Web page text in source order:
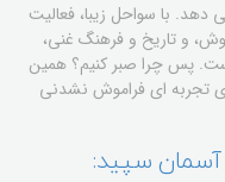
دهد. با سواحل زیبا، فعالیت
و تاریخ و فرهنگ غنی،
پس چرا صبر کنیم؟ همین
تجربه ای فراموش نشدنی
سپید: